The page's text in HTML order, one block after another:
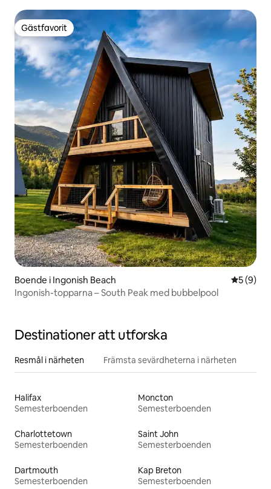
Gästfavorit
Gästfavorit
Boende i Ingonish Beach 5 av 5 i
5 (9)
Ingonish-topparna – South Peak med bubbelpool
Destinationer att utforska
Resmål i närheten Främsta sevärdheterna i närheten
Halifax
Semesterboenden
Moncton
Semesterboenden
Charlottetown
Semesterboenden
Saint John
Semesterboenden
Dartmouth
Semesterboenden
Kap Breton
Semesterboenden